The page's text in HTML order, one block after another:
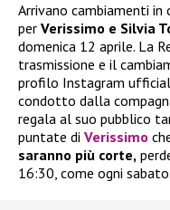
Arrivano cambiamenti in
per Verissimo e Silvia
domenica 12 aprile. La
trasmissione e il
profilo Instagram
condotto dalla
regala al suo pubblico
puntate di Verissimo
saranno più corte,
16:30, come ogni sabato.